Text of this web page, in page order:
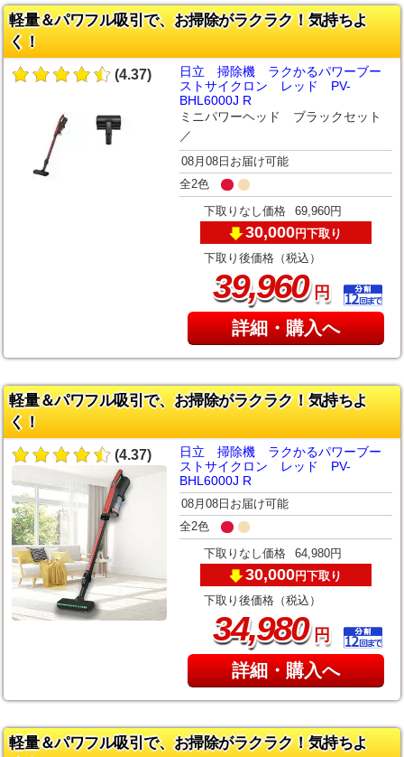
軽量＆パワフル吸引で、お掃除がラクラク！気持ちよ
く！
(4.37)
日立 掃除機 ラクかるパワーブー
ストサイクロン レッド PV-
BHL6000J R
ミニパワーヘッド ブラックセット
／
08月08日お届け可能
全2色
下取りなし価格 69,960円
30,000円下取り
下取り後価格（税込）
39,960円
詳細・購入へ
軽量＆パワフル吸引で、お掃除がラクラク！気持ちよ
く！
(4.37)
日立 掃除機 ラクかるパワーブー
ストサイクロン レッド PV-
BHL6000J R
08月08日お届け可能
全2色
下取りなし価格 64,980円
30,000円下取り
下取り後価格（税込）
34,980円
詳細・購入へ
軽量＆パワフル吸引で、お掃除がラクラク！気持ちよ